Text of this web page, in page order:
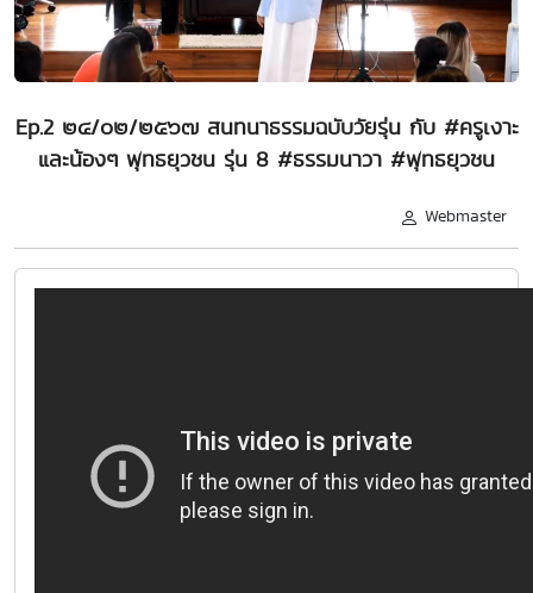
Ep.2 ๒๔/๐๒/๒๕๖๗ สนทนาธรรมฉบับวัยรุ่น กับ #ครูเงาะ
และน้องๆ พุทธยุวชน รุ่น 8 #ธรรมนาวา #พุทธยุวชน
Webmaster